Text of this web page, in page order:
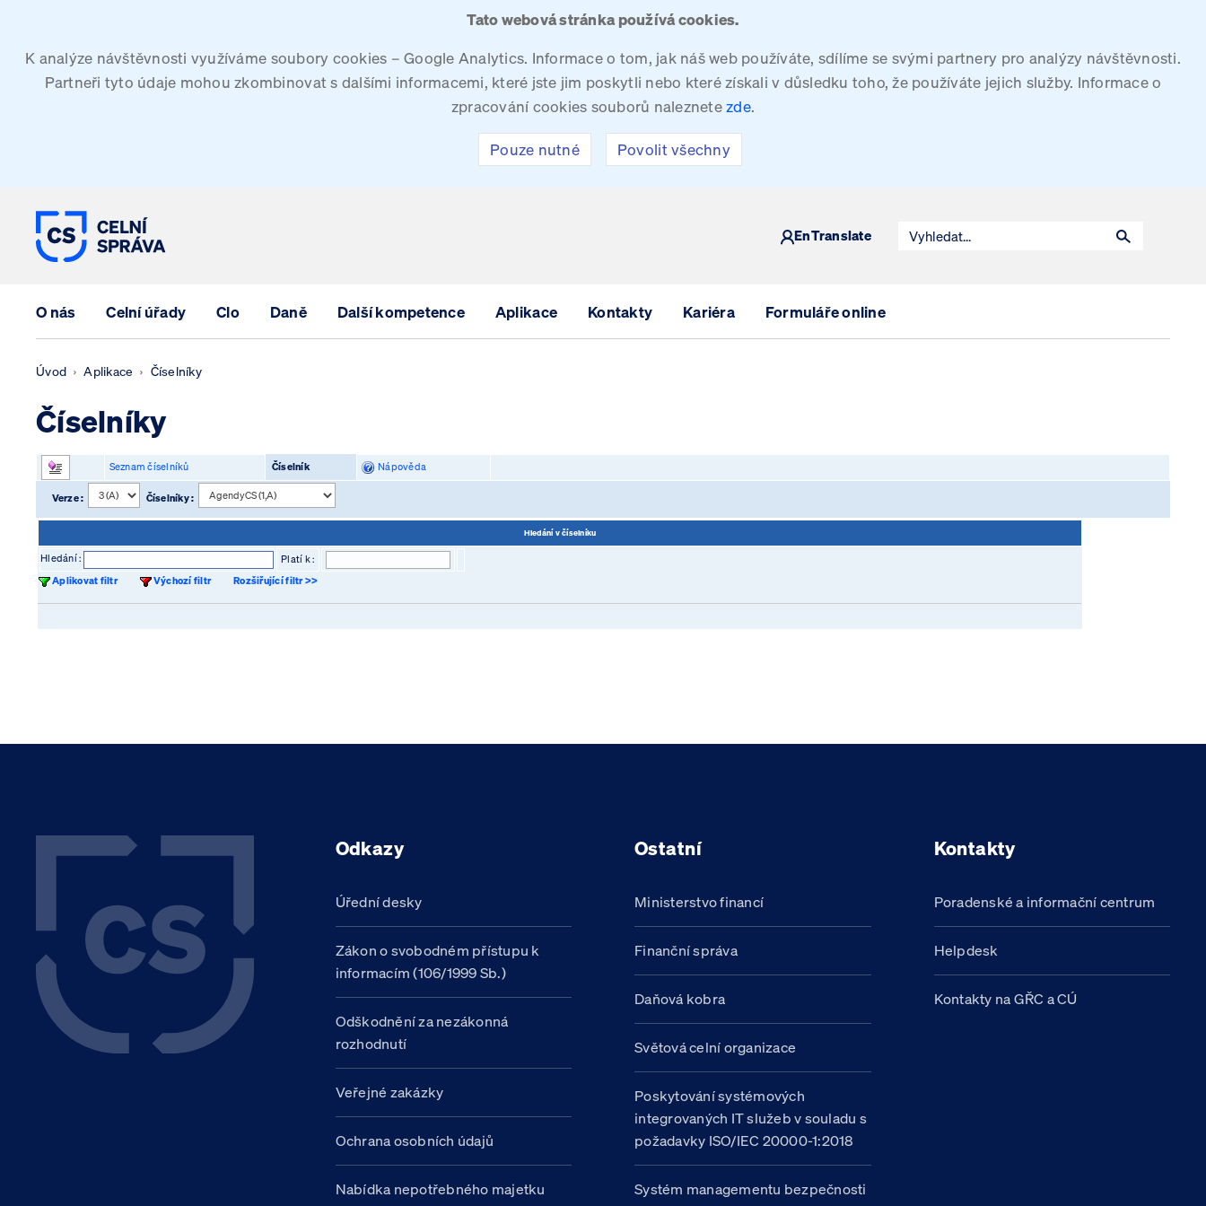
Tato webová stránka používá cookies.
K analýze návštěvnosti využíváme soubory cookies – Google Analytics. Informace o tom, jak náš web používáte, sdílíme se svými partnery pro analýzy návštěvnosti.
Partneři tyto údaje mohou zkombinovat s dalšími informacemi, které jste jim poskytli nebo které získali v důsledku toho, že používáte jejich služby. Informace o
zpracování cookies souborů naleznetezde.
Pouze nutné Povolit všechny
EnTranslate
O nás Celní úřady Clo Daně Další kompetence Aplikace Kontakty Kariéra Formuláře online
Úvod Aplikace Číselníky
Číselníky
Seznam číselníků Číselník Nápověda
Verze : Číselníky :
Hledání v číselníku
Hledání :
Platí k :
Aplikovat filtr
Výchozí filtr Rozšiřující filtr >>
Odkazy
Úřední desky
Zákon o svobodném přístupu k
informacím (106/1999 Sb.)
Odškodnění za nezákonná
rozhodnutí
Veřejné zakázky
Ochrana osobních údajů
Nabídka nepotřebného majetku
Ostatní
Ministerstvo financí
Finanční správa
Daňová kobra
Světová celní organizace
Poskytování systémových
integrovaných IT služeb v souladu s
požadavky ISO/IEC 20000-1:2018
Systém managementu bezpečnosti
Kontakty
Poradenské a informační centrum
Helpdesk
Kontakty na GŘC a CÚ